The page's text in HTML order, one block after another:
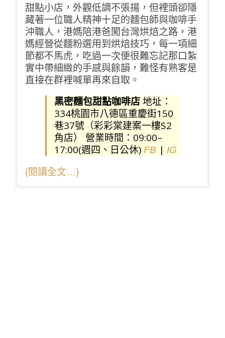
甜點小店，外觀低調不張揚，但裡頭卻隱
藏著一位職人精神十足的麵包師與咖啡手
沖職人，港媽陪港爸闖台灣烘焙之路，港
媽經營從麵粉選用到烘焙技巧，每一項細
節都不馬虎，吃過一次便很難忘記那口紮
實中帶細緻的手感與餘韻，難怪有熟客是
直接在群裡喊單再來自取。
黑密麵包甜點咖啡店地址：
334桃園市八德區重慶街150
巷37號（彩彩棠建案一樓S2
角店） 營業時間：09:00–
17:00(週四、日公休) FB | IG
(閱讀全文…)